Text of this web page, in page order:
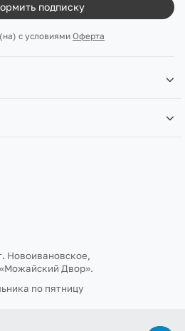
подписку
с условиями Оферта
Новоивановское,
Двор».
по пятницу